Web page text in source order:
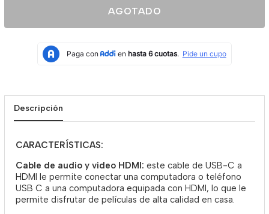
AGOTADO
Descripción
CARACTERÍSTICAS:
Cable de audio y video HDMI: este cable de USB-C a
HDMI le permite conectar una computadora o teléfono
USB C a una computadora equipada con HDMI, lo que le
permite disfrutar de películas de alta calidad en casa.